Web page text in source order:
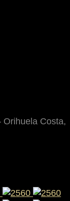
Orihuela Costa,